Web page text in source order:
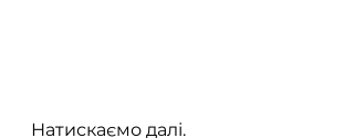
Натискаємо далі.